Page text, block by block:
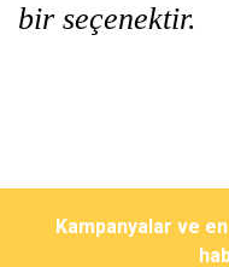
bir seçenektir.
Bu
tarafımıza iletebilirsiniz.
Görüş ve önerileriniz için
Kampanyalar ve